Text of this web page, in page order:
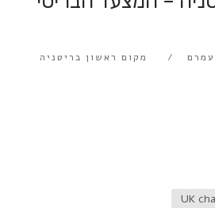
עמרם
מקום ראשון בריטניה
UK